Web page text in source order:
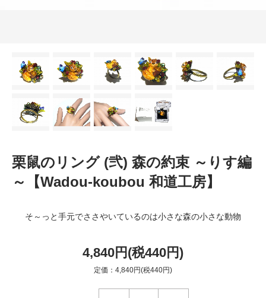
栗鼠のリング (弐) 森の約束 ～りす編
～【Wadou-koubou 和道工房】
そ～っと手元でささやいているのは小さな森の小さな動物
4,840円(税440円)
定価：4,840円(税440円)